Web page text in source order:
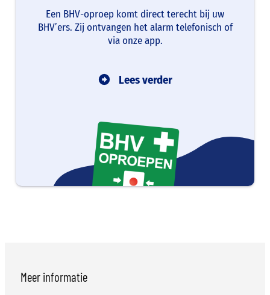
Een BHV-oproep komt direct terecht bij uw
BHV’ers. Zij ontvangen het alarm telefonisch of
via onze app.
Lees verder
Meer informatie